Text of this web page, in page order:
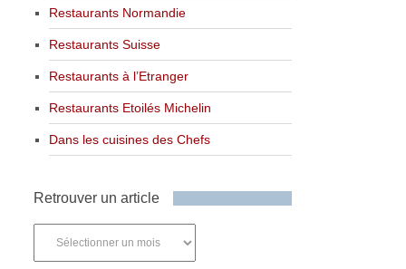
Restaurants Normandie
Restaurants Suisse
Restaurants à l’Etranger
Restaurants Etoilés Michelin
Dans les cuisines des Chefs
Retrouver un article